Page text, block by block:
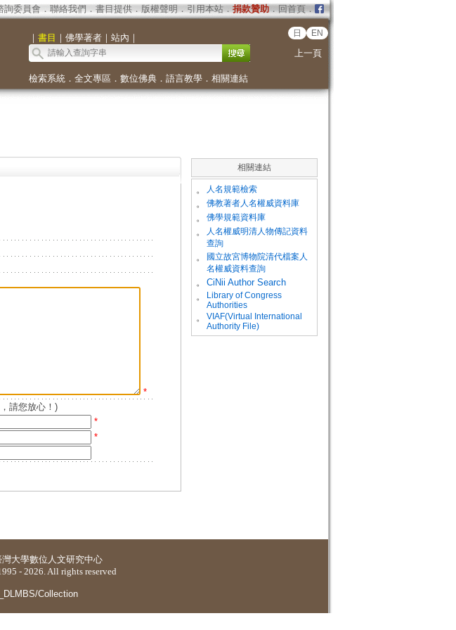
詢委員會． 聯絡我們 ． 書目提供． 版權聲明 ． 引用本站． 捐款贊助．回首頁．
｜ 書目 ｜ 佛學著者｜ 站內 ｜ 日 EN
上一頁
檢索系統． 全文專區 ． 數位佛典． 語言教學． 相關連結
*
請您放心！)
*
*
相關連結
。 人名規範檢索
。 佛教著者人名權威資料庫
。 佛學規範資料庫
。
人名權威明清人物傳記資料
查詢
。
國立故宮博物院清代檔案人
名權威資料查詢
。
CiNii Author Search
。
Library of Congress
Authorities
。
VIAF(Virtual International
Authority File)
灣大學數位人文研究中心
- 2026. All rights reserved
Collection